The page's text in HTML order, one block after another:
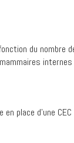
du nombre
place d’une